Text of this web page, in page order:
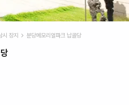
시 장지 분당메모리얼파크 납골당